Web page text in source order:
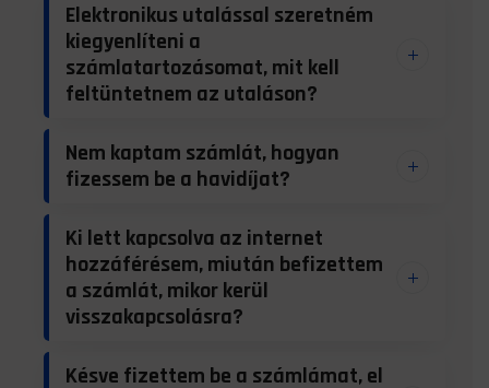
Elektronikus utalással szeretném
kiegyenlíteni a
számlatartozásomat, mit kell
feltüntetnem az utaláson?
Nem kaptam számlát, hogyan
fizessem be a havidíjat?
Ki lett kapcsolva az internet
hozzáférésem, miután befizettem
a számlát, mikor kerül
visszakapcsolásra?
Késve fizettem be a számlámat, el